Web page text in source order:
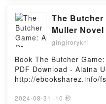
RAYMOND CARVER
CUANDO HABLAMOS DE
Descargar
PhDPolywise: A Deeper
Relationships Jessica
Jenkins, PhD PDF,
Navigating Open
Cooley, Carrie Jenkins,
Deeper Dive Into
Jessica Fern, David
Read Online, Polywise:
Navigating Open
The Butcher
Muller
Audiobook
gingirorykni
Book The Butcher
PDF Download - Alaina
http://ebooksharez.info/
Muller Novel Free Book
2024-08-31 · 10 秒